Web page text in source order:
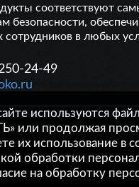
соответствуют
безопасности,
сотрудников в любых
24-49
СВЯЗЬ
используются
или продолжая
их использование в
обработки
на обработку